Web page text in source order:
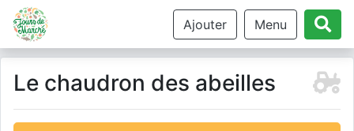
Ajouter Menu
Le chaudron des abeilles